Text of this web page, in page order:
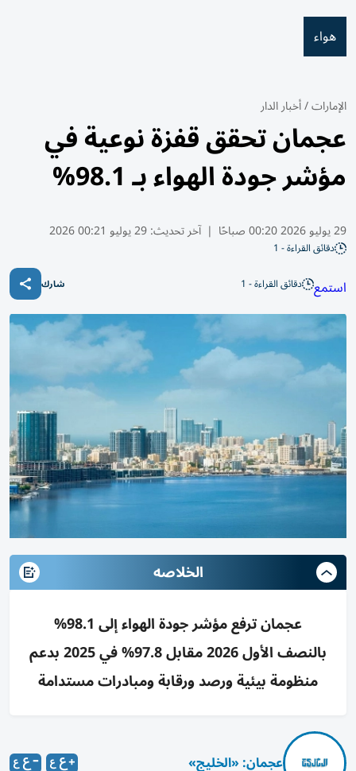
هواء
الإمارات/أخبار الدار
عجمان تحقق قفزة نوعية في
مؤشر جودة الهواء بـ 98.1%
29 يوليو 2026 00:20 صباحًا | آخر تحديث:29 يوليو 00:21 2026
دقائق القراءة - 1
استمع دقائق القراءة - 1 شارك
الخلاصه
عجمان ترفع مؤشر جودة الهواء إلى 98.1%
بالنصف الأول 2026 مقابل 97.8% في 2025 بدعم
منظومة بيئية ورصد ورقابة ومبادرات مستدامة
عجمان: «الخليج»